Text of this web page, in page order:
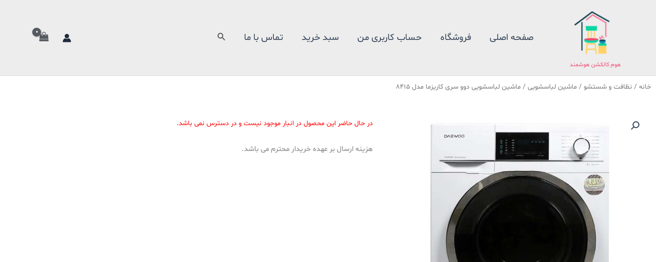
هوم کالکشن هوشمند
صفحه اصلی فروشگاه حساب کاربری من سبد خرید تماس با ما جستجو
خانه / نظافت و شستشو / ماشین لباسشویی / ماشین لباسشویی دوو سری کاریزما مدل 8415
در حال حاضر این محصول در انبار موجود نیست و در دسترس نمی باشد.
هزینه ارسال بر عهده خریدار محترم می باشد.